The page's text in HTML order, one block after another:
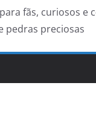
fãs, curiosos e
pedras preciosas